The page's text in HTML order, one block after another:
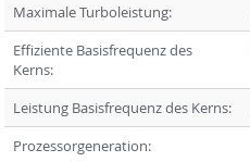
Maximale Turboleistung:
Effiziente Basisfrequenz des
Kerns:
Leistung Basisfrequenz des Kerns:
Prozessorgeneration: